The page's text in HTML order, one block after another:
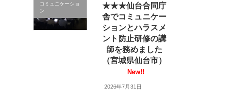
コミュニケーショ
ン
★★★仙台合同庁
舎でコミュニケー
ションとハラスメ
ント防止研修の講
師を務めました
（宮城県仙台市）
New!!
2026年7月31日